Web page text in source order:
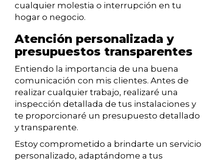
cualquier molestia o interrupción en tu
hogar o negocio.
Atención personalizada y
presupuestos transparentes
Entiendo la importancia de una buena
comunicación con mis clientes. Antes de
realizar cualquier trabajo, realizaré una
inspección detallada de tus instalaciones y
te proporcionaré un presupuesto detallado
y transparente.
Estoy comprometido a brindarte un servicio
personalizado, adaptándome a tus